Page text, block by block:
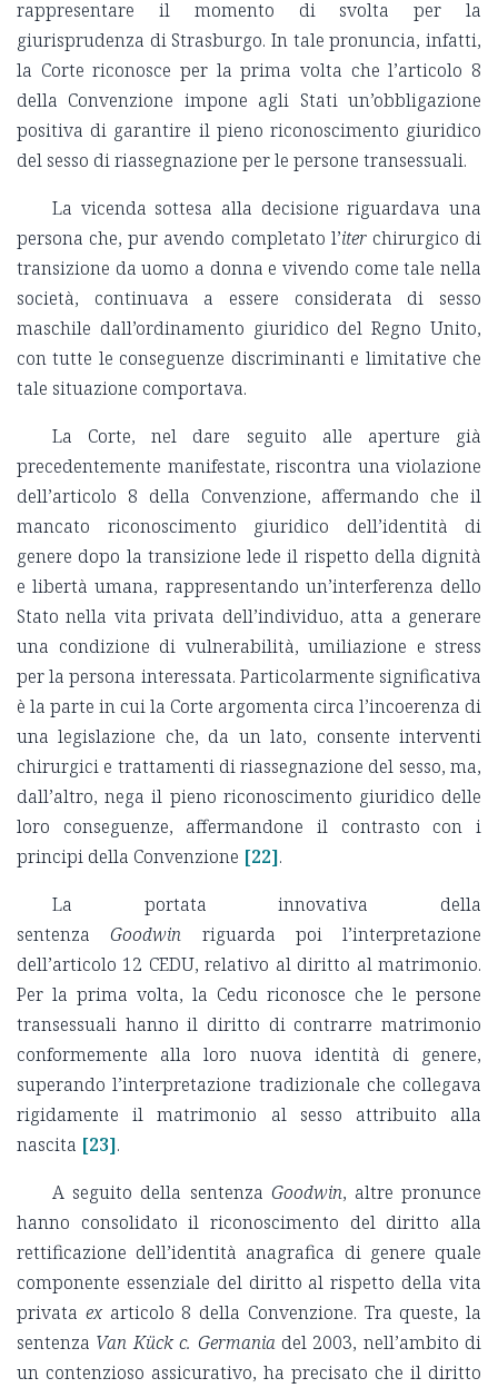
rappresentare il momento di svolta per la
giurisprudenza di Strasburgo. In tale pronuncia, infatti,
la Corte riconosce per la prima volta che l’articolo 8
della Convenzione impone agli Stati un’obbligazione
positiva di garantire il pieno riconoscimento giuridico
del sesso di riassegnazione per le persone transessuali.
La vicenda sottesa alla decisione riguardava una
persona che, pur avendo completato l’iter chirurgico di
transizione da uomo a donna e vivendo come tale nella
società, continuava a essere considerata di sesso
maschile dall’ordinamento giuridico del Regno Unito,
con tutte le conseguenze discriminanti e limitative che
tale situazione comportava.
La Corte, nel dare seguito alle aperture già
precedentemente manifestate, riscontra una violazione
dell’articolo 8 della Convenzione, affermando che il
mancato riconoscimento giuridico dell’identità di
genere dopo la transizione lede il rispetto della dignità
e libertà umana, rappresentando un’interferenza dello
Stato nella vita privata dell’individuo, atta a generare
una condizione di vulnerabilità, umiliazione e stress
per la persona interessata. Particolarmente significativa
è la parte in cui la Corte argomenta circa l’incoerenza di
una legislazione che, da un lato, consente interventi
chirurgici e trattamenti di riassegnazione del sesso, ma,
dall’altro, nega il pieno riconoscimento giuridico delle
loro conseguenze, affermandone il contrasto con i
principi della Convenzione [22].
La portata innovativa della
sentenzaGoodwin riguarda poi l’interpretazione
dell’articolo 12 CEDU, relativo al diritto al matrimonio.
Per la prima volta, la Cedu riconosce che le persone
transessuali hanno il diritto di contrarre matrimonio
conformemente alla loro nuova identità di genere,
superando l’interpretazione tradizionale che collegava
rigidamente il matrimonio al sesso attribuito alla
nascita [23].
A seguito della sentenza Goodwin, altre pronunce
hanno consolidato il riconoscimento del diritto alla
rettificazione dell’identità anagrafica di genere quale
componente essenziale del diritto al rispetto della vita
privata ex articolo 8 della Convenzione. Tra queste, la
sentenza Van Kück c. Germaniadel 2003, nell’ambito di
un contenzioso assicurativo, ha precisato che il diritto